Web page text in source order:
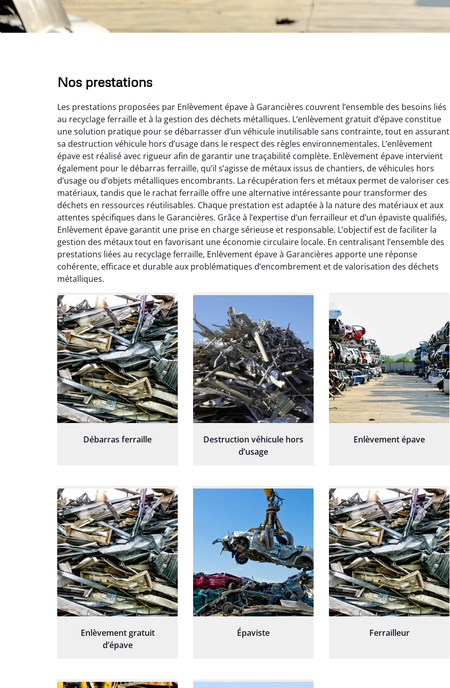
Nos prestations
Les prestations proposées par Enlèvement épave à Garancières couvrent l’ensemble des besoins liés
au recyclage ferraille et à la gestion des déchets métalliques. L’enlèvement gratuit d’épave constitue
une solution pratique pour se débarrasser d’un véhicule inutilisable sans contrainte, tout en assurant
sa destruction véhicule hors d’usage dans le respect des règles environnementales. L’enlèvement
épave est réalisé avec rigueur afin de garantir une traçabilité complète. Enlèvement épave intervient
également pour le débarras ferraille, qu’il s’agisse de métaux issus de chantiers, de véhicules hors
d’usage ou d’objets métalliques encombrants. La récupération fers et métaux permet de valoriser ces
matériaux, tandis que le rachat ferraille offre une alternative intéressante pour transformer des
déchets en ressources réutilisables. Chaque prestation est adaptée à la nature des matériaux et aux
attentes spécifiques dans le Garancières. Grâce à l’expertise d’un ferrailleur et d’un épaviste qualifiés,
Enlèvement épave garantit une prise en charge sérieuse et responsable. L’objectif est de faciliter la
gestion des métaux tout en favorisant une économie circulaire locale. En centralisant l’ensemble des
prestations liées au recyclage ferraille, Enlèvement épave à Garancières apporte une réponse
cohérente, efficace et durable aux problématiques d’encombrement et de valorisation des déchets
métalliques.
Débarras ferraille
Destruction véhicule hors
d’usage
Enlèvement épave
Enlèvement gratuit
d’épave
Épaviste Ferrailleur
Aurélie Bonnet
21 juin 2024
Le service de terrassement
jardin à Var était
exceptionnel. L'équipe a
travaillé de manière efficace
et professionnelle, laissant
notre jardin impeccable et
Aurélie Bonnet
21 juin 2024
Le service de terrassement
jardin à Var était
exceptionnel. L'équipe a
travaillé de manière efficace
et professionnelle, laissant
notre jardin impeccable et